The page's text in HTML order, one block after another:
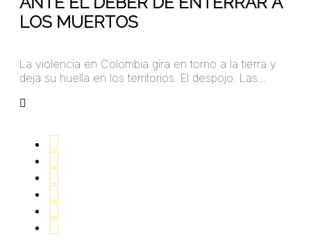
LOS MUERTOS
La violencia en Colombia gira en torno a la tierra y
deja su huella en los territorios. El despojo. Las…